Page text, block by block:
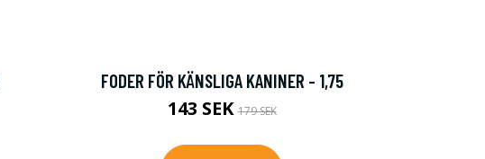
FODER FÖR KÄNSLIGA KANINER - 1,75
143 SEK179 SEK